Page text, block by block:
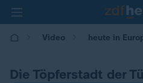
Video heute in
Die Töpferstadt der